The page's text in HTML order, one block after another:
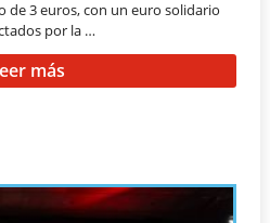
de 3 euros, con un euro solidario
por la …
más